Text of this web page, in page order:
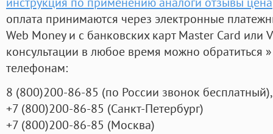
оплата принимаются через электронные
Web Money и с банковских карт Master Card или
консультации в любое время можно обратиться
телефонам:
8 (800)200-86-85 (по России звонок бесплатный),
+7 (800)200-86-85 (Санкт-Петербург)
+7 (800)200-86-85 (Москва)